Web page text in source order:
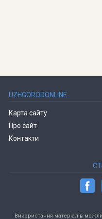
UZHGORODONLINE
Карта сайту
Про сайт
Контакти
Використання матеріалів